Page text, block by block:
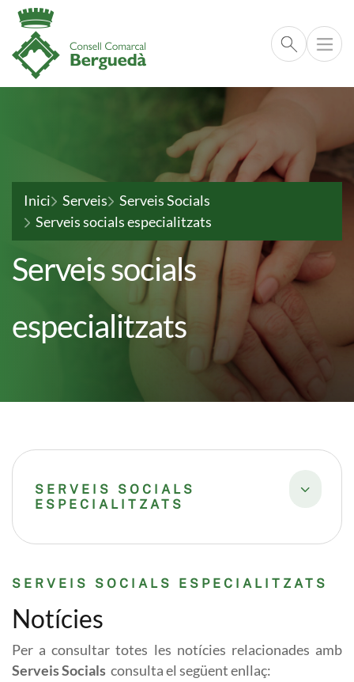
Cerca
Fil d'ariadna
Inici Serveis
Serveis Socials
Serveis socials especialitzats
Serveis socials
especialitzats
SERVEIS SOCIALS
ESPECIALITZATS
SERVEIS SOCIALS ESPECIALITZATS
Notícies
Per a consultar totes les notícies relacionades amb
Serveis Socials consulta el següent enllaç: